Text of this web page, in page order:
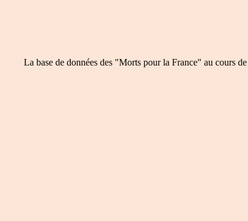
La base de données des "Morts pour la France" au cours